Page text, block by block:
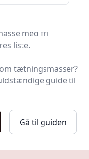
priser, en
med fri
liste.
tætningsmasser?
guide til
Gå til guiden